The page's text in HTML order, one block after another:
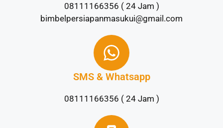
08111166356 ( 24 Jam )
bimbelpersiapanmasukui@gmail.com
SMS & Whatsapp
08111166356 ( 24 Jam )